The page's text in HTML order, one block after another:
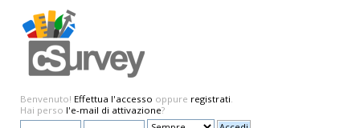
Benvenuto! Effettua l'accesso oppure registrati.
Hai perso l'e-mail di attivazione?